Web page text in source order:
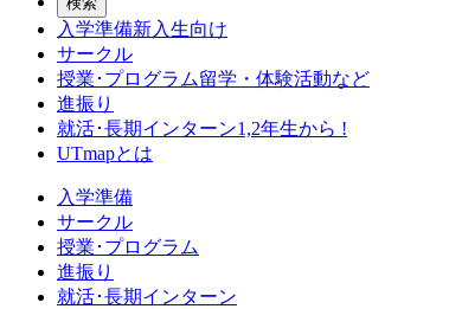
入学準備新入生向け
サークル
授業･プログラム留学・体験活動など
進振り
就活･長期インターン1,2年生から !
UTmapとは
入学準備
サークル
授業･プログラム
進振り
就活･長期インターン